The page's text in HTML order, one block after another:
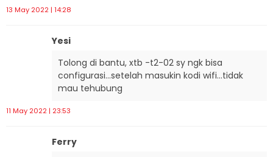
13 May 2022 | 14:28
Yesi
Tolong di bantu, xtb -t2-02 sy ngk bisa
configurasi…setelah masukin kodi wifi…tidak
mau tehubung
11 May 2022 | 23:53
Ferry